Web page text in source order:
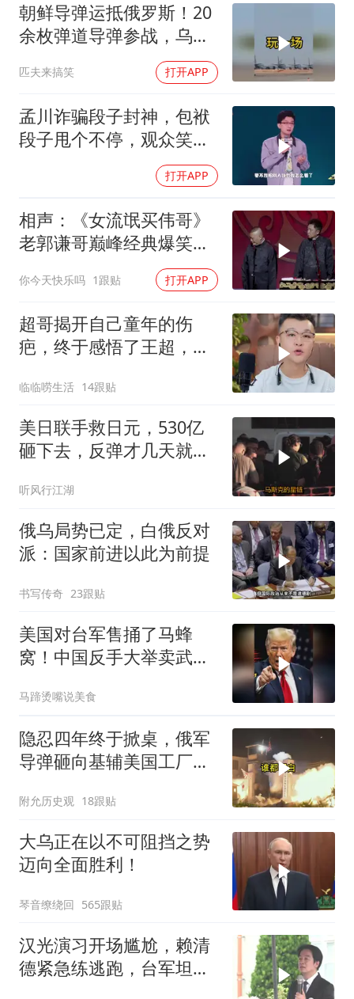
朝鲜导弹运抵俄罗斯！20
余枚弹道导弹参战，乌克
匹夫来搞笑 打开APP
孟川诈骗段子封神，包袱
段子甩个不停，观众笑到
打开APP
相声：《女流氓买伟哥》
老郭谦哥巅峰经典爆笑相
你今天快乐吗 1跟贴 打开APP
超哥揭开自己童年的伤
疤，终于感悟了王超，他
临临唠生活 14跟贴
美日联手救日元，530亿
砸下去，反弹才几天就没
听风行江湖
俄乌局势已定，白俄反对
派：国家前进以此为前提
书写传奇 23跟贴
美国对台军售捅了马蜂
窝！中国反手大举卖武
马蹄烫嘴说美食
隐忍四年终于掀桌，俄军
导弹砸向基辅美国工厂，
附允历史观 18跟贴
大乌正在以不可阻挡之势
迈向全面胜利！
琴音缭绕回 565跟贴
汉光演习开场尴尬，赖清
德紧急练逃跑，台军坦克